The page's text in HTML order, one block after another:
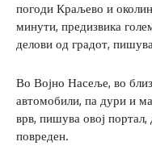
погоди Краљево и
минути, предизвика
делови од градот,
Во Војно Насеље, во
автомобили, па дури и
врв, пишува овој портал,
повреден.